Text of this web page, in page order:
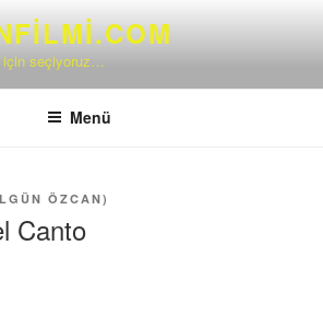
için seçiyoruz…
Menü
ÖZCAN)
Canto